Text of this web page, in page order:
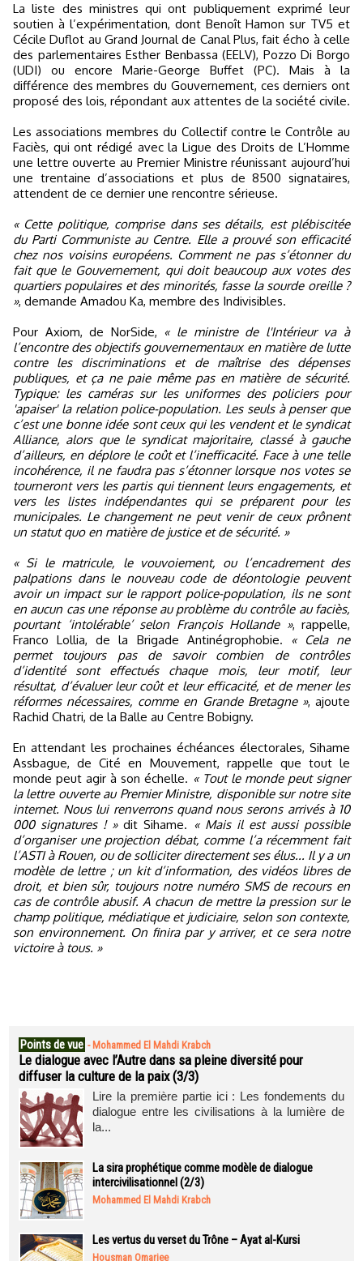
La liste des ministres qui ont publiquement exprimé leur
soutien à l’expérimentation, dont Benoît Hamon sur TV5 et
Cécile Duflot au Grand Journal de Canal Plus, fait écho à celle
des parlementaires Esther Benbassa (EELV), Pozzo Di Borgo
(UDI) ou encore Marie-George Buffet (PC). Mais à la
différence des membres du Gouvernement, ces derniers ont
proposé des lois, répondant aux attentes de la société civile.
Les associations membres du Collectif contre le Contrôle au
Faciès, qui ont rédigé avec la Ligue des Droits de L’Homme
une lettre ouverte au Premier Ministre réunissant aujourd’hui
une trentaine d’associations et plus de 8500 signataires,
attendent de ce dernier une rencontre sérieuse.
« Cette politique, comprise dans ses détails, est plébiscitée
du Parti Communiste au Centre. Elle a prouvé son efficacité
chez nos voisins européens. Comment ne pas s’étonner du
fait que le Gouvernement, qui doit beaucoup aux votes des
quartiers populaires et des minorités, fasse la sourde oreille ?
», demande Amadou Ka, membre des Indivisibles.
Pour Axiom, de NorSide, « le ministre de l'Intérieur va à
l’encontre des objectifs gouvernementaux en matière de lutte
contre les discriminations et de maîtrise des dépenses
publiques, et ça ne paie même pas en matière de sécurité.
Typique: les caméras sur les uniformes des policiers pour
'apaiser' la relation police-population. Les seuls à penser que
c’est une bonne idée sont ceux qui les vendent et le syndicat
Alliance, alors que le syndicat majoritaire, classé à gauche
d’ailleurs, en déplore le coût et l’inefficacité. Face à une telle
incohérence, il ne faudra pas s’étonner lorsque nos votes se
tourneront vers les partis qui tiennent leurs engagements, et
vers les listes indépendantes qui se préparent pour les
municipales. Le changement ne peut venir de ceux prônent
un statut quo en matière de justice et de sécurité. »
« Si le matricule, le vouvoiement, ou l’encadrement des
palpations dans le nouveau code de déontologie peuvent
avoir un impact sur le rapport police-population, ils ne sont
en aucun cas une réponse au problème du contrôle au faciès,
pourtant ‘intolérable’ selon François Hollande », rappelle,
Franco Lollia, de la Brigade Antinégrophobie.
« Cela ne
permet toujours pas de savoir combien de contrôles
d’identité sont effectués chaque mois, leur motif, leur
résultat, d’évaluer leur coût et leur efficacité, et de mener les
réformes nécessaires, comme en Grande Bretagne », ajoute
Rachid Chatri, de la Balle au Centre Bobigny.
En attendant les prochaines échéances électorales, Sihame
Assbague, de Cité en Mouvement, rappelle que tout le
monde peut agir à son échelle. « Tout le monde peut signer
la lettre ouverte au Premier Ministre, disponible sur notre site
internet. Nous lui renverrons quand nous serons arrivés à 10
000 signatures ! »dit Sihame. « Mais il est aussi possible
d’organiser une projection débat, comme l’a récemment fait
l’ASTI à Rouen, ou de solliciter directement ses élus... Il y a un
modèle de lettre ; un kit d’information, des vidéos libres de
droit, et bien sûr, toujours notre numéro SMS de recours en
cas de contrôle abusif. A chacun de mettre la pression sur le
champ politique, médiatique et judiciaire, selon son contexte,
son environnement. On finira par y arriver, et ce sera notre
victoire à tous. »
Points de vue - Mohammed El Mahdi Krabch
Le dialogue avec l’Autre dans sa pleine diversité pour
diffuser la culture de la paix (3/3)
Lire la première partie ici : Les fondements du
dialogue entre les civilisations à la lumière de
la...
La sira prophétique comme modèle de dialogue
intercivilisationnel (2/3)
Mohammed El Mahdi Krabch
Les vertus du verset du Trône – Ayat al-Kursi
Housman Omarjee